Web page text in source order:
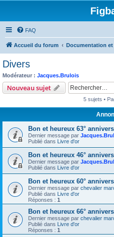
FAQ
Accueil du forum Documentation
Divers
Modérateur : Jacques.Brulois
Nouveau sujet
5 sujets •
Bon et heureux 63°
Dernier message par
Publié dans Livre d'or
Bon et heureux 46°
Dernier message par
Publié dans Livre d'or
Bon et heureux 60°
Dernier message par chevalier
Publié dans Livre d'or
Réponses : 1
Bon et heureux 66°
Dernier message par chevalier
Publié dans Livre d'or
Réponses : 1